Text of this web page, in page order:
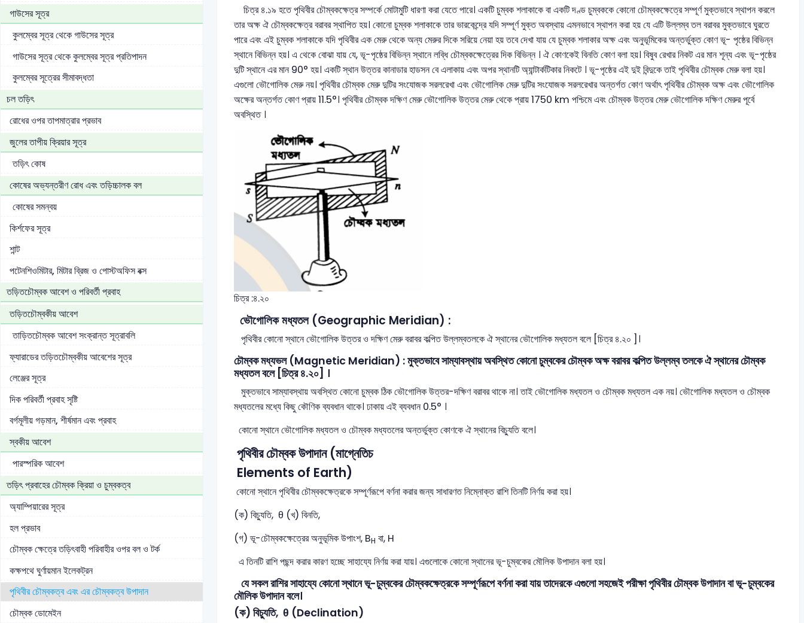
গাউসের সূত্র
কুলম্বের সূত্র থেকে গাউসের সূত্র
গাউসের সূত্র থেকে কুলম্বের সূত্র প্রতিপাদন
কুলম্বের সূত্রের সীমাবদ্ধতা
চল তড়িৎ
রোধের ওপর তাপমাত্রার প্রভাব
জুলের তাপীয় ক্রিয়ার সূত্র
তড়িৎ কোষ
কোষের অভ্যন্তরীণ রোধ এবং তড়িচ্চালক বল
কোষের সমন্বয়
কির্শফের সূত্র
শান্ট
পটেনশিওমিটার, মিটার ব্রিজ ও পোস্টঅফিস বক্স
তড়িতচৌম্বক আবেশ ও পরিবর্তী প্রবাহ
তড়িতচৌম্বকীয় আবেশ
তাড়িতচৌম্বক আবেশ সংক্রান্ত সূত্রাবলি
ফ্যারাডের তড়িতচৌম্বকীয় আবেশের সূত্র
লেঞ্জের সূত্র
দিক পরিবর্তী প্রবাহ সৃষ্টি
বর্গমূলীয় গড়মান, শীর্ষমান এবং প্রবাহ
স্বকীয় আবেশ
পারস্পরিক আবেশ
তড়িৎ প্রবাহের চৌম্বক ক্রিয়া ও চুম্বকত্ব
অ্যাম্পিয়ারের সূত্র
হল প্রভাব
চৌম্বক ক্ষেত্রে তড়িৎবাহী পরিবাহীর ওপর বল ও টর্ক
কক্ষপথে ঘুর্ণায়মান ইলেকট্রন
পৃথিবীর চৌম্বকত্ব এবং এর চৌম্বকত্ব উপাদান
চৌম্বক ডোমেইন
চিত্র ৪.১৯ হতে পৃথিবীর চৌম্বকক্ষেত্র সম্পর্কে মোটামুটি ধারণা করা যেতে পারে। একটি চুম্বক শলাকাকে বা একটি দণ্ড চুম্বককে কোনো চৌম্বকক্ষেত্রে সম্পূর্ণ মুক্তভাবে স্থাপন করলে
তার অক্ষ ঐ চৌম্বকক্ষেত্র বরাবর স্থাপিত হয়। কোনো চুম্বক শলাকাকে তার ভারকেন্দ্রে যদি সম্পূর্ণ মুক্ত অবস্থায় এমনভাবে স্থাপন করা হয় যে এটি উল্লম্ব তল বরাবর মুক্তভাবে ঘুরতে
পারে এবং এই চুম্বক শলাকাকে যদি পৃথিবীর এক মেরু থেকে অন্য মেরুর দিকে সরিয়ে নেয়া হয় তবে দেখা যায় যে চুম্বক শলাকার অক্ষ এবং অনুভূমিকের অন্তর্ভুক্ত কোণ ভূ- পৃষ্ঠের বিভিন্ন
স্থানে বিভিন্ন হয়। এ থেকে বোঝা যায় যে, ভূ-পৃষ্ঠের বিভিন্ন স্থানে লব্ধি চৌম্বকক্ষেত্রের দিক বিভিন্ন । ঐ কোণকেই বিনতি কোণ বলা হয়। বিষুব রেখার নিকট এর মান শূন্য এবং ভূ-পৃষ্ঠের
দুটি স্থানে এর মান 90° হয়। একটি স্থান উত্তর কানাডার হাডসন বে এলাকায় এবং অপর স্থানটি অ্যান্টার্কটিকার নিকটে । ভূ-পৃষ্ঠের এই দুই বিন্দুকে তাই পৃথিবীর চৌম্বক মেরু বলা হয়।
এগুলো ভৌগোলিক মেরু নয়। পৃথিবীর চৌম্বক মেরু দুটির সংযোজক সরলরেখা এবং ভৌগোলিক মেরু দুটির সংযোজক সরলরেখার অন্তর্গত কোণ অর্থাৎ পৃথিবীর চৌম্বক অক্ষ এবং ভৌগোলিক
অক্ষের অন্তর্গত কোণ প্রায় 11.5°। পৃথিবীর চৌম্বক দক্ষিণ মেরু ভৌগোলিক উত্তর মেরু থেকে প্রায় 1750 km পশ্চিমে এবং চৌম্বক উত্তর মেরু ভৌগোলিক দক্ষিণ মেরুর পূর্বে
অবস্থিত ।
চিত্র :৪.২০
ভৌগোলিক মধ্যতল (Geographic Meridian) :
পৃথিবীর কোনো স্থানে ভৌগোলিক উত্তর ও দক্ষিণ মেরু বরাবর কল্পিত উল্লম্বতলকে ঐ স্থানের ভৌগোলিক মধ্যতল বলে [চিত্র ৪.২০ ]।
চৌম্বক মধ্যভল (Magnetic Meridian) : মুক্তভাবে সাম্যাবস্থায় অবস্থিত কোনো চুম্বকের চৌম্বক অক্ষ বরাবর কল্পিত উল্লম্ব তলকে ঐ স্থানের চৌম্বক
মধ্যতল বলে [চিত্র ৪.২০] ।
মুক্তভাবে সাম্যাবস্থায় অবস্থিত কোনো চুম্বক ঠিক ভৌগোলিক উত্তর-দক্ষিণ বরাবর থাকে না। তাই ভৌগোলিক মধ্যতল ও চৌম্বক মধ্যতল এক নয়। ভৌগোলিক মধ্যতল ও চৌম্বক
মধ্যতলের মধ্যে কিছু কৌণিক ব্যবধান থাকে। ঢাকায় এই ব্যবধান 0.5° ।
কোনো স্থানে ভৌগোলিক মধ্যতল ও চৌম্বক মধ্যতলের অন্তর্ভুক্ত কোণকে ঐ স্থানের বিচ্যুতি বলে।
পৃথিবীর চৌম্বক উপাদান (মাগ্নেতিচ
Elements of Earth)
কোনো স্থানে পৃথিবীর চৌম্বকক্ষেত্রকে সম্পূর্ণরূপে বর্ণনা করার জন্য সাধারণত নিম্নোক্ত রাশি তিনটি নির্ণয় করা হয়।
(ক) বিচ্যুতি, θ (খ) বিনতি,
(গ) ভূ-চৌম্বকক্ষেত্রের অনুভূমিক উপাংশ, BH বা, H
এ তিনটি রাশি পছন্দ করার কারণ হচ্ছে সাহায্যে নির্ণয় করা যায়। এগুলোকে কোনো স্থানের ভূ-চুম্বকের মৌলিক উপাদান বলা হয়।
যে সকল রাশির সাহায্যে কোনো স্থানে ভূ-চুম্বকের চৌম্বকক্ষেত্রকে সম্পূর্ণরূপে বর্ণনা করা যায় তাদেরকে এগুলো সহজেই পরীক্ষা পৃথিবীর চৌম্বক উপাদান বা ভূ-চুম্বকের
মৌলিক উপাদান বলে।
(ক) বিচ্যুতি, θ (Declination)